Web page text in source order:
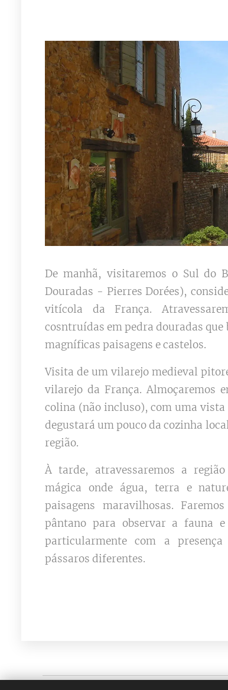
De manhã, visitaremos o Sul do
Douradas - Pierres Dorées),
vitícola da França.
cosntruídas em pedra douradas
magníficas paisagens e castelos.
Visita de um vilarejo medieval
vilarejo da França. Almoçaremos
colina (não incluso), com uma vista
degustará um pouco da cozinha
região.
À tarde, atravessaremos a
mágica onde água, terra e
paisagens maravilhosas.
pântano para observar a fauna
particularmente com a
pássaros diferentes.